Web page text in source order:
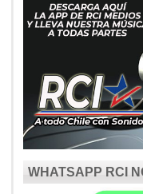
WHATSAPP RCI